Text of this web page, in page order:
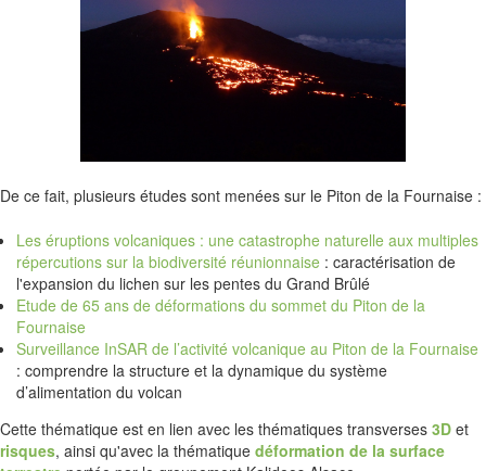
De ce fait, plusieurs études sont menées sur le Piton de la Fournaise :
Les éruptions volcaniques : une catastrophe naturelle aux multiples
répercutions sur la biodiversité réunionnaise : caractérisation de
l'expansion du lichen sur les pentes du Grand Brûlé
Etude de 65 ans de déformations du sommet du Piton de la
Fournaise
Surveillance InSAR de l’activité volcanique au Piton de la Fournaise
: comprendre la structure et la dynamique du système
d’alimentation du volcan
Cette thématique est en lien avec les thématiques transverses 3D et
risques, ainsi qu'avec la thématique déformation de la surface